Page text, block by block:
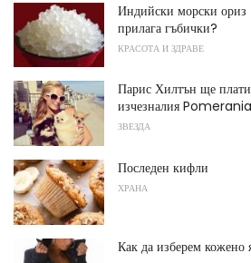
Индийски морски ориз
прилага гъбички?
КРАСОТА И ЗДРАВЕ
Парис Хилтън ще
изчезналия
ЗВЕЗДА
Последен кифли
ХРАНА
Как да изберем кожено